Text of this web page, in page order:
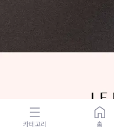
카테고리 홈